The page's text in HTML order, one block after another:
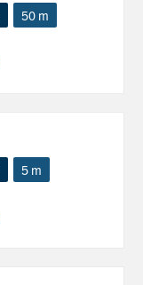
50 m
5 m